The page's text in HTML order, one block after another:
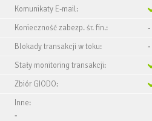
Komunikaty E-mail:
Konieczność zabezp. śr. fin.:
-
Blokady transakcji w toku:
-
Stały monitoring transakcji:
Zbiór GIODO:
Inne:
-